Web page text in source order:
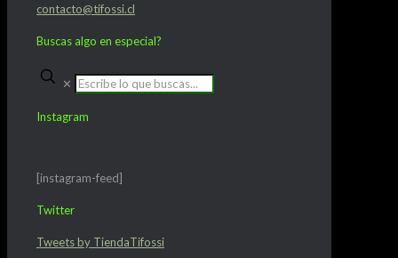
contacto@tifossi.cl
Buscas algo en especial?
✕
Instagram
[instagram-feed]
Twitter
Tweets by TiendaTifossi